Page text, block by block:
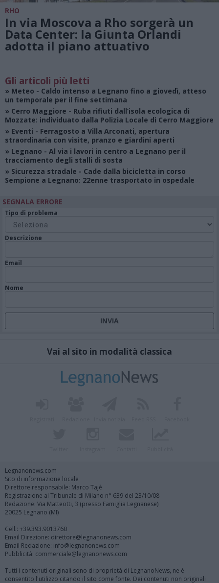
RHO
In via Moscova a Rho sorgerà un
Data Center: la Giunta Orlandi
adotta il piano attuativo
Gli articoli più letti
» Meteo - Caldo intenso a Legnano fino a giovedì, atteso
un temporale per il fine settimana
» Cerro Maggiore - Ruba rifiuti dall’isola ecologica di
Mozzate: individuato dalla Polizia Locale di Cerro Maggiore
» Eventi - Ferragosto a Villa Arconati, apertura
straordinaria con visite, pranzo e giardini aperti
» Legnano - Al via i lavori in centro a Legnano per il
tracciamento degli stalli di sosta
» Sicurezza stradale - Cade dalla bicicletta in corso
Sempione a Legnano: 22enne trasportato in ospedale
SEGNALA ERRORE
Tipo di problema
Descrizione
Email
Nome
Vai al sito in modalità classica
Legnanonews.com
Sito di informazione locale
Direttore responsabile: Marco Tajè
Registrazione al Tribunale di Milano n° 639 del 23/10/08
Redazione: Via Matteotti, 3 (presso Famiglia Legnanese)
20025 Legnano (MI)
Cell.: +39.393.9013760
Email Direzione: direttore@legnanonews.com
Email Redazione: info@legnanonews.com
Pubblicità: commerciale@legnanonews.com
Tutti i contenuti originali sono di proprietà di LegnanoNews, ne è
consentito l'utilizzo citando il sito come fonte. Dei contenuti non originali